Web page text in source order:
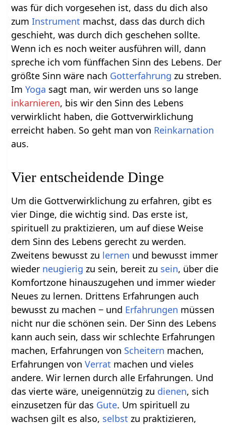
was für dich vorgesehen ist, dass du dich also
zumInstrument machst, dass das durch dich
geschieht, was durch dich geschehen sollte.
Wenn ich es noch weiter ausführen will, dann
spreche ich vom fünffachen Sinn des Lebens. Der
größte Sinn wäre nach Gotterfahrung zu streben.
ImYoga sagt man, wir werden uns so lange
inkarnieren, bis wir den Sinn des Lebens
verwirklicht haben, die Gottverwirklichung
erreicht haben. So geht man von Reinkarnation
aus.
Vier entscheidende Dinge
Um die Gottverwirklichung zu erfahren, gibt es
vier Dinge, die wichtig sind. Das erste ist,
spirituell zu praktizieren, um auf diese Weise
dem Sinn des Lebens gerecht zu werden.
Zweitens bewusst zu lernen und bewusst immer
wieder neugierig zu sein, bereit zu sein, über die
Komfortzone hinauszugehen und immer wieder
Neues zu lernen. Drittens Erfahrungen auch
bewusst zu machen ‒ und Erfahrungen müssen
nicht nur die schönen sein. Der Sinn des Lebens
kann auch sein, dass wir schlechte Erfahrungen
machen, Erfahrungen von Scheitern machen,
Erfahrungen vonVerrat machen und vieles
andere. Wir lernen durch alle Erfahrungen. Und
das vierte wäre, uneigennützig zu dienen, sich
einzusetzen für das Gute. Um spirituell zu
wachsen gilt es also, selbst zu praktizieren,